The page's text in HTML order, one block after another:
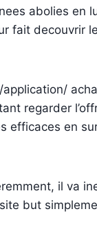
abolies en
fait decouvrir
regarder
efficaces en
il va
but